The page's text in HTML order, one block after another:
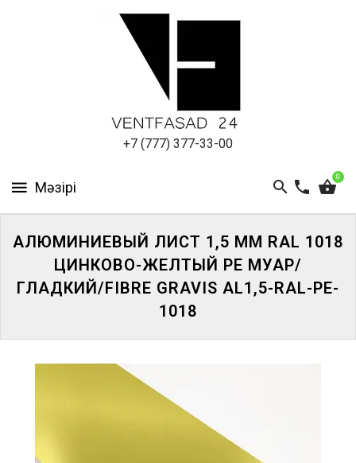
+7 (777) 377-33-00
0
ПАНЕЛИ
АЛЮМИНИЕВЫЙ ЛИСТ 1,5 ММ RAL 1018
ЦИНКОВО-ЖЕЛТЫЙ PE МУАР/
ГЛАДКИЙ/FIBRE GRAVIS AL1,5-RAL-PE-
1018